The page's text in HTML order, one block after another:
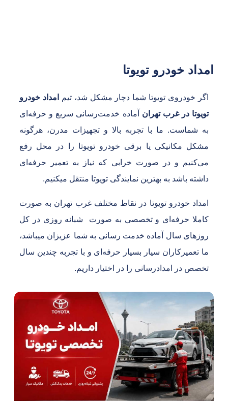
خودرو تویوتا
خودروی تویوتا شما دچار مشکل شد، تیمامداد خودرو
در غرب تهرانآماده خدمت‌رسانی سریع و حرفه‌ای
شماست. ما با تجربه بالا و تجهیزات مدرن، هرگونه
مکانیکی یا برقی خودرو تویوتا را در محل رفع
و در صورت خرابی که نیاز به تعمیر حرفه‌ای
باشد به بهترین نمایندگی تویوتا منتقل میکنیم.
خودرو تویوتا در نقاط مختلف غرب تهران به صورت
حرفه‌ای و تخصصی به صورت شبانه روزی در کل
سال آماده خدمت رسانی به شما عزیزان میباشد،
تعمیرکاران سیار بسیار حرفه‌ای و با تجربه چندین سال
در امدادرسانی را در اختیار داریم.